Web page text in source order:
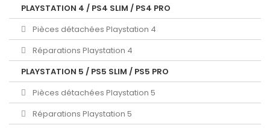
PLAYSTATION 4 / PS4 SLIM / PS4 PRO
Pièces détachées Playstation 4
Réparations Playstation 4
PLAYSTATION 5 / PS5 SLIM / PS5 PRO
Pièces détachées Playstation 5
Réparations Playstation 5